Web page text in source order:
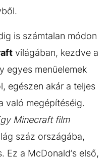
is számtalan módon
világában, kezdve a
egyes menüelemek
egészen akár a teljes
való megépítéséig.
Minecraft film
száz országába,
Ez a McDonald’s első,